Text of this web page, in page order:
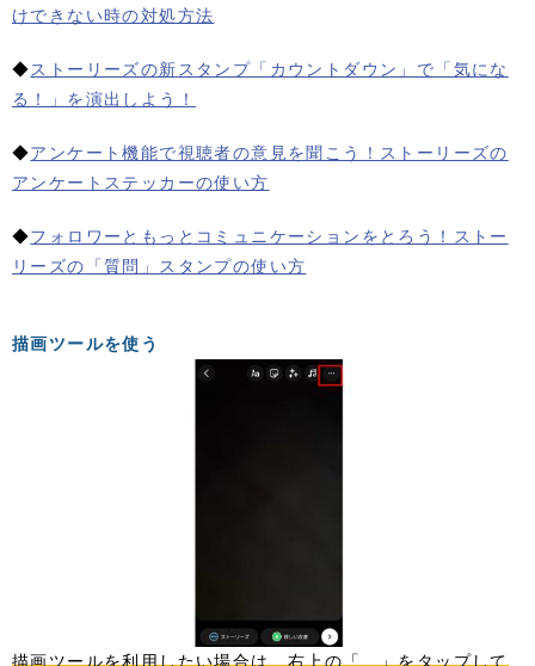
けできない時の対処方法
◆ストーリーズの新スタンプ「カウントダウン」で「気にな
る！」を演出しよう！
◆アンケート機能で視聴者の意見を聞こう！ストーリーズの
アンケートステッカーの使い方
◆フォロワーともっとコミュニケーションをとろう！ストー
リーズの「質問」スタンプの使い方
描画ツールを使う
描画ツールを利用したい場合は、右上の「…」をタップして